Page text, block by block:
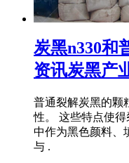
炭黑n330和
资讯炭黑产
普通裂解炭黑的颗
性。 这些特点使
中作为黑色颜料、
与 .